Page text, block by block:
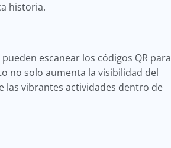
historia.
escanear los códigos QR para
no solo aumenta la visibilidad del
las vibrantes actividades dentro de